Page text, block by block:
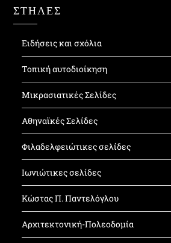
ΣΤΗΛΕΣ
Ειδήσεις και σχόλια
Τοπική αυτοδιοίκηση
Μικρασιατικές Σελίδες
Αθηναϊκές Σελίδες
Φιλαδελφειώτικες σελίδες
Ιωνιώτικες σελίδες
Κώστας Π. Παντελόγλου
Αρχιτεκτονική-Πολεοδομία